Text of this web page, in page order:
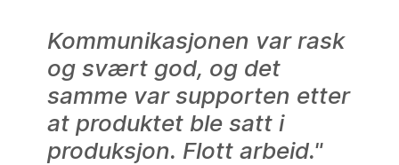
Kommunikasjonen var rask
og svært god, og det
samme var supporten etter
at produktet ble satt i
produksjon. Flott arbeid."